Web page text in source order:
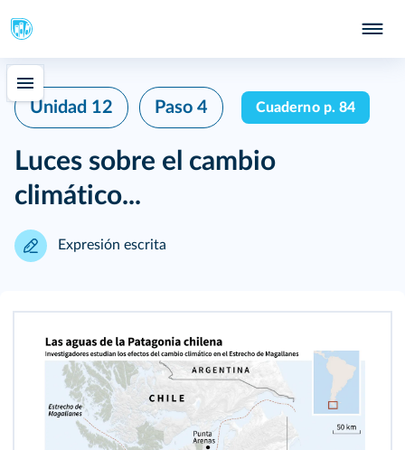
Unidad 12 Paso 4 Cuaderno p. 84
Luces sobre el cambio
climático...
Expresión escrita